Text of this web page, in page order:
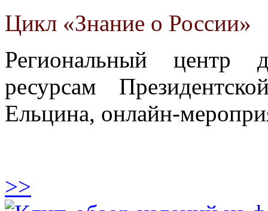
Цикл «Знание о России»
Региональный центр
ресурсам
Ельцина, онлайн-
>>